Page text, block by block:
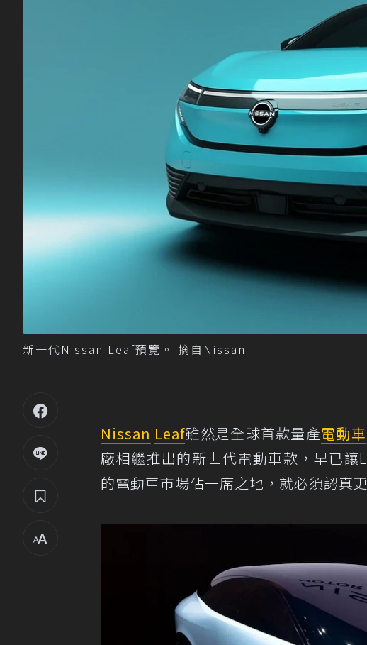
新一代Nissan Leaf預覽。 摘自Nissan
Nissan Leaf雖然是全球首款量產電動車
廠相繼推出的新世代電動車款，早已
的電動車市場佔一席之地，就必須認真